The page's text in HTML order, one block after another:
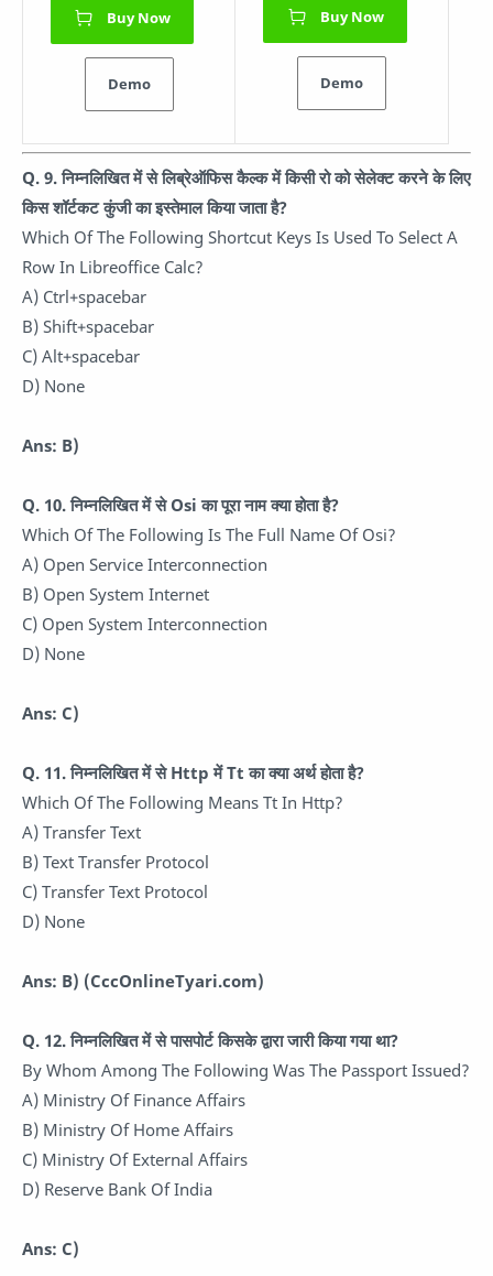
Buy Now
Demo
Buy Now
Demo
Q. 9.निम्नलिखित में से लिब्रेऑफिस कैल्क में किसी रो को सेलेक्ट करने के लिए
किस शॉर्टकट कुंजी का इस्तेमाल किया जाता है?
Which Of The Following Shortcut Keys Is Used To Select A
Row In Libreoffice Calc?
A) Ctrl+spacebar
B) Shift+spacebar
C) Alt+spacebar
D) None
Ans: B)
Q. 10.निम्नलिखित में से Osi का पूरा नाम क्या होता है?
Which Of The Following Is The Full Name Of Osi?
A) Open Service Interconnection
B) Open System Internet
C) Open System Interconnection
D) None
Ans: C)
Q. 11.निम्नलिखित में से Http में Tt का क्या अर्थ होता है?
Which Of The Following Means Tt In Http?
A) Transfer Text
B) Text Transfer Protocol
C) Transfer Text Protocol
D) None
Ans: B) (CccOnlineTyari.com)
Q. 12.निम्नलिखित में से पासपोर्ट किसके द्वारा जारी किया गया था?
By Whom Among The Following Was The Passport Issued?
A) Ministry Of Finance Affairs
B) Ministry Of Home Affairs
C) Ministry Of External Affairs
D) Reserve Bank Of India
Ans: C)